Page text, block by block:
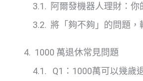
阿爾發機器人理財：
將「夠不夠」的問題
1000 萬退休常見問題
Q1：1000萬可以幾歲